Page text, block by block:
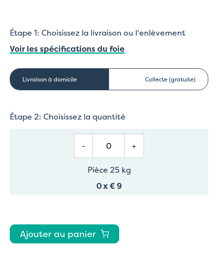
Étape 1: Choisissez la livraison ou l'enlèvement
Voir les spécifications du foie
Livraison à domicile Collecte (gratuite)
Étape 2: Choisissez la quantité
- +
Pièce 25 kg
0x€ 9
Ajouter au panier